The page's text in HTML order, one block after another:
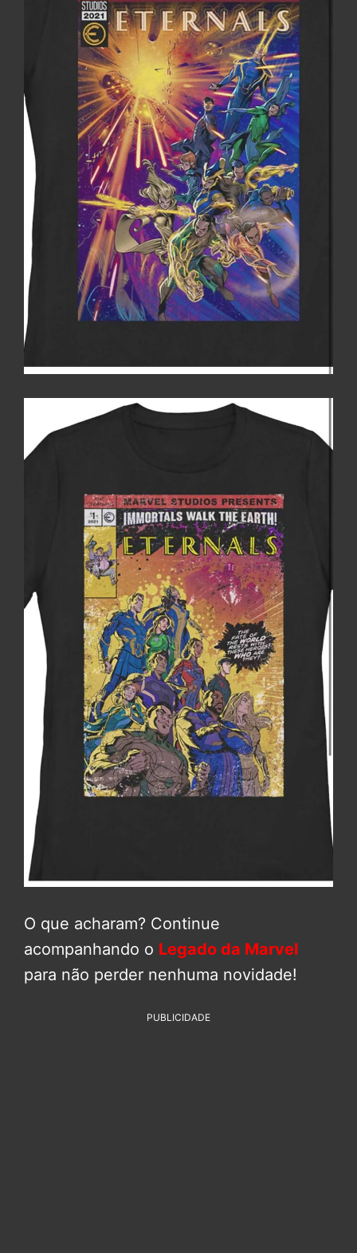
O que acharam? Continue
acompanhando o Legado da Marvel
para não perder nenhuma novidade!
PUBLICIDADE